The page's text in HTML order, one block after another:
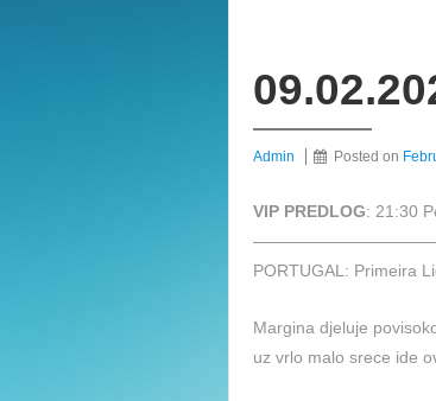
Admin Posted on
VIP PREDLOG: 21:30
PORTUGAL: Primeira
Margina djeluje
uz vrlo malo srece ide